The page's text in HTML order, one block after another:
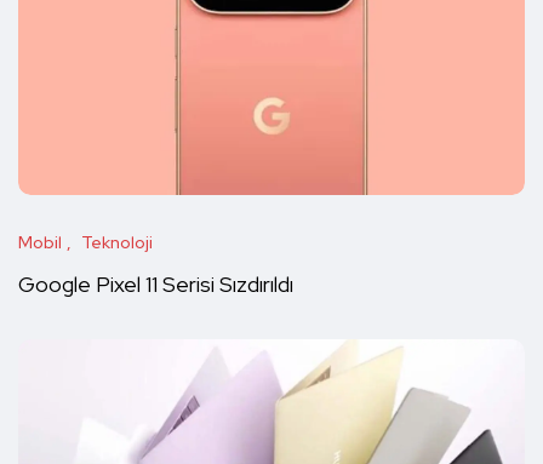
Mobil Teknoloji
Google Pixel 11 Serisi Sızdırıldı